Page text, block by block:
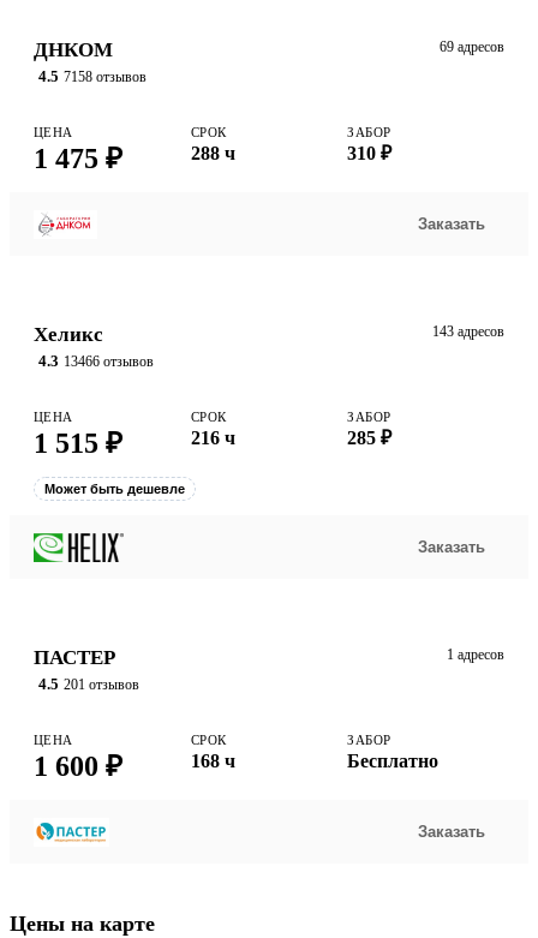
ДНКОМ
4.5 7158 отзывов
69 адресов
ЦЕНА
1 475 ₽
СРОК
288 ч
ЗАБОР
310 ₽
Заказать
Хеликс
4.3 13466 отзывов
143 адресов
ЦЕНА
1 515 ₽
СРОК
216 ч
ЗАБОР
285 ₽
Может быть дешевле
Заказать
ПАСТЕР
4.5 201 отзывов
1 адресов
ЦЕНА
1 600 ₽
СРОК
168 ч
ЗАБОР
Бесплатно
Заказать
Цены на карте